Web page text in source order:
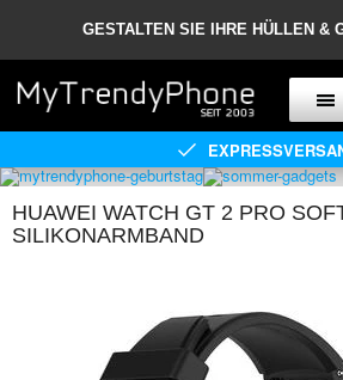
GESTALTEN SIE IHRE HÜLLEN &
HUAWEI WATCH GT 2 PRO
SILIKONARMBAND